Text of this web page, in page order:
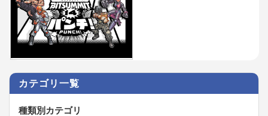
カテゴリ一覧
種類別カテゴリ